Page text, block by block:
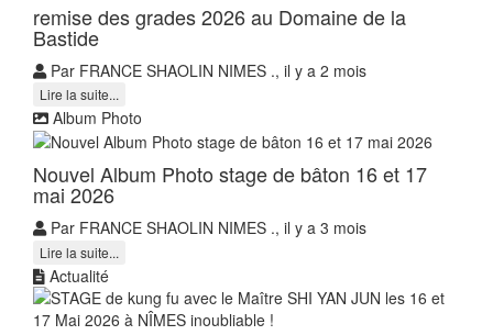
remise des grades 2026 au Domaine de la
Bastide
Par FRANCE SHAOLIN NIMES ., il y a 2 mois
Lire la suite...
Album Photo
Nouvel Album Photo stage de bâton 16 et 17
mai 2026
Par FRANCE SHAOLIN NIMES ., il y a 3 mois
Lire la suite...
Actualité